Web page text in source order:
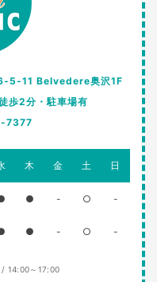
5-11 Belvedere奥沢1F
歩2分・駐車場有
7377
木 金 土 日
● - ○ -
● - ○ -
14:00～17:00